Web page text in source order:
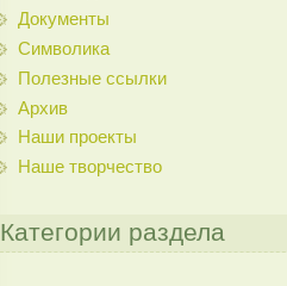
Документы
Символика
Полезные ссылки
Архив
Наши проекты
Наше творчество
Категории раздела